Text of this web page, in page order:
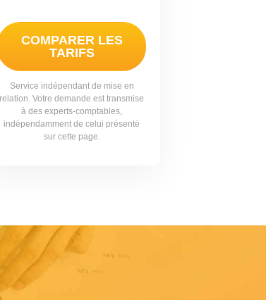
COMPARER LES
TARIFS
Service indépendant de mise en
relation. Votre demande est transmise
à des experts-comptables,
indépendamment de celui présenté
sur cette page.